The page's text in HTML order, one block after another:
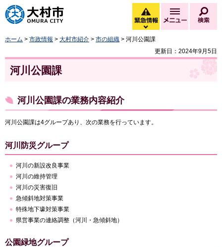
大村市
緊急情報
緊急情報を開く
メニュー
ホーム > 市政情報 > 大村市紹介 > 市の組織 > 河川公園課
更新日：2024年9月5日
河川公園課
河川公園課の業務内容紹介
河川公園課は4グループあり、次の業務を行っています。
河川防災グループ
河川の新設改良事業
河川の維持管理
河川の災害復旧
急傾斜地対策事業
特殊地下壕対策事業
県営事業の連絡調整（河川・急傾斜地）
公園緑地グループ